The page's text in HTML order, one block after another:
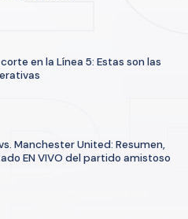
en la Línea 5: Estas son las
Manchester United: Resumen,
EN VIVO del partido amistoso